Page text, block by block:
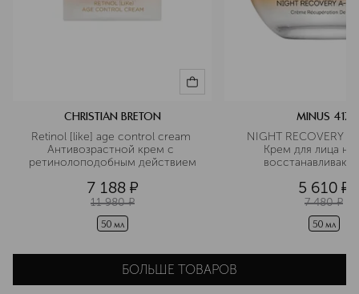
CHRISTIAN BRETON
Retinol [like] age control cream
Антивозрастной крем с
ретинолоподобным действием
7 188 ¤
11 980 ¤
50 мл
MINUS 417
NIGHT RECOVERY
Крем для лица
5 610 ¤
7 480 ¤
50 мл
БОЛЬШЕ ТОВАРОВ